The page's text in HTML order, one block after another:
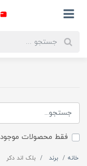
فقط محصولات موجود
خانه برند بلک اند دکر